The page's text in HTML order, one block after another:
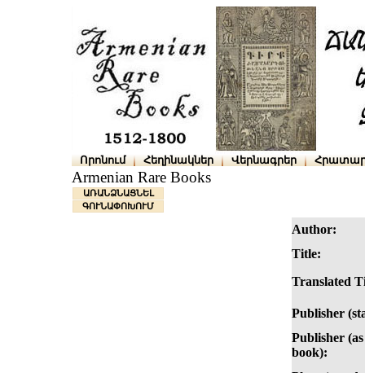
Որոնում Հեղինակներ Վերնագրեր
Armenian Rare Books
ԱՌԱՆՁՆԱՑՆԵԼ
ԳՈՒՆԱՓՈԽՈՒՄ
Author:
Title:
Translated
Publisher
Publisher
book):